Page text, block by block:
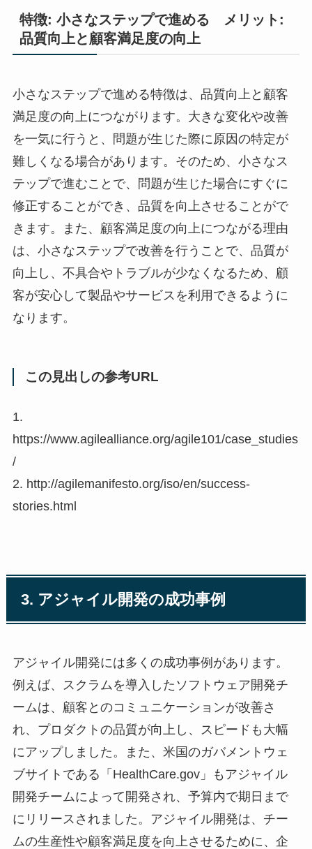
特徴: 小さなステップで進める メリット:
品質向上と顧客満足度の向上
小さなステップで進める特徴は、品質向上と顧客
満足度の向上につながります。大きな変化や改善
を一気に行うと、問題が生じた際に原因の特定が
難しくなる場合があります。そのため、小さなス
テップで進むことで、問題が生じた場合にすぐに
修正することができ、品質を向上させることがで
きます。また、顧客満足度の向上につながる理由
は、小さなステップで改善を行うことで、品質が
向上し、不具合やトラブルが少なくなるため、顧
客が安心して製品やサービスを利用できるように
なります。
この見出しの参考URL
1.
https://www.agilealliance.org/agile101/case_studies
/
2. http://agilemanifesto.org/iso/en/success-
stories.html
3. アジャイル開発の成功事例
アジャイル開発には多くの成功事例があります。
例えば、スクラムを導入したソフトウェア開発チ
ームは、顧客とのコミュニケーションが改善さ
れ、プロダクトの品質が向上し、スピードも大幅
にアップしました。また、米国のガバメントウェ
ブサイトである「HealthCare.gov」もアジャイル
開発チームによって開発され、予算内で期日まで
にリリースされました。アジャイル開発は、チー
ムの生産性や顧客満足度を向上させるために、企